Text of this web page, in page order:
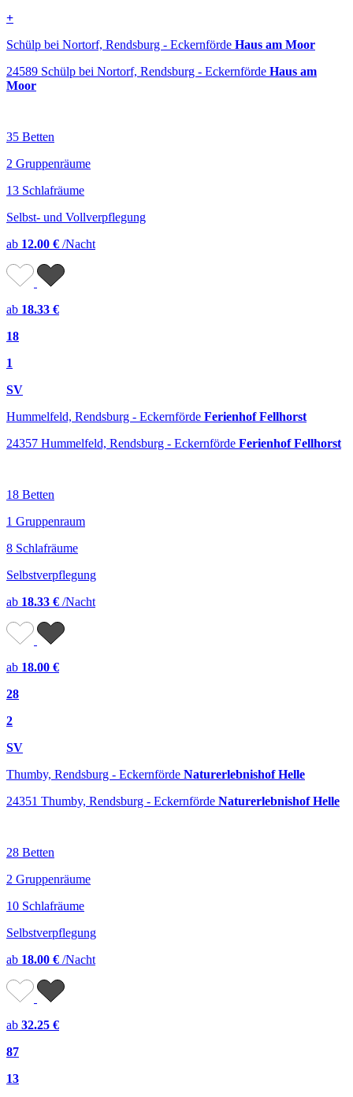
+
Schülp bei Nortorf, Rendsburg - Eckernförde Haus am Moor
24589 Schülp bei Nortorf, Rendsburg - Eckernförde Haus am
Moor
35 Betten
2 Gruppenräume
13 Schlafräume
Selbst- und Vollverpflegung
ab 12.00 € /Nacht
ab 18.33 €
18
1
SV
Hummelfeld, Rendsburg - Eckernförde Ferienhof Fellhorst
24357 Hummelfeld, Rendsburg - Eckernförde Ferienhof Fellhorst
18 Betten
1 Gruppenraum
8 Schlafräume
Selbstverpflegung
ab 18.33 € /Nacht
ab 18.00 €
28
2
SV
Thumby, Rendsburg - Eckernförde Naturerlebnishof Helle
24351 Thumby, Rendsburg - Eckernförde Naturerlebnishof Helle
28 Betten
2 Gruppenräume
10 Schlafräume
Selbstverpflegung
ab 18.00 € /Nacht
ab 32.25 €
87
13